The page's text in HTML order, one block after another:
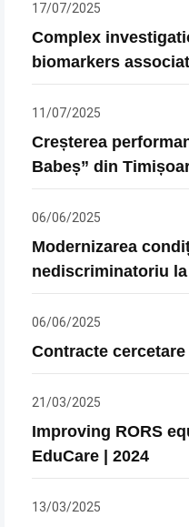
17/07/2025
Complex
biomarkers
11/07/2025
Creșterea
Babeș” din
06/06/2025
Modernizarea
nediscriminatoriu
06/06/2025
Contracte
21/03/2025
Improving RORS
EduCare | 2024
13/03/2025